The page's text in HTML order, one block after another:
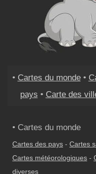
• Cartes du monde•
pays • Carte des
• Cartes du monde
Cartes des pays - Cartes
Cartes météorologiques -
diverses